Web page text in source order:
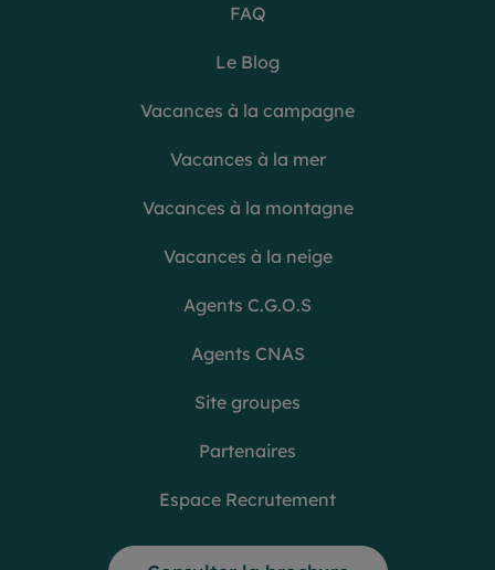
FAQ
Le Blog
Vacances à la campagne
Vacances à la mer
Vacances à la montagne
Vacances à la neige
Agents C.G.O.S
Agents CNAS
Site groupes
Partenaires
Espace Recrutement